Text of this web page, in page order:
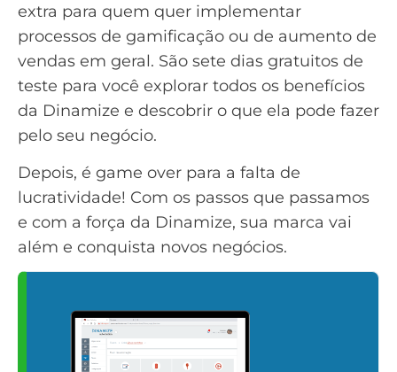
extra para quem quer implementar
processos de gamificação ou de aumento de
vendas em geral. São sete dias gratuitos de
teste para você explorar todos os benefícios
da Dinamize e descobrir o que ela pode fazer
pelo seu negócio.
Depois, é game over para a falta de
lucratividade! Com os passos que passamos
e com a força da Dinamize, sua marca vai
além e conquista novos negócios.